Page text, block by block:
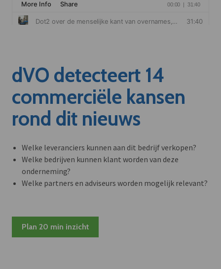
dVO detecteert 14
commerciële kansen
rond dit nieuws
Welke leveranciers kunnen aan dit bedrijf verkopen?
Welke bedrijven kunnen klant worden van deze
onderneming?
Welke partners en adviseurs worden mogelijk relevant?
Plan 20 min inzicht